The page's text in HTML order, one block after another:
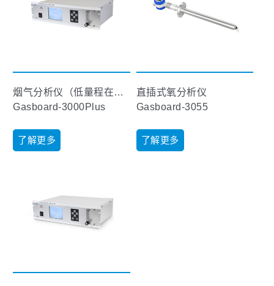
烟气分析仪（低量程在线型）
Gasboard-3000Plus
了解更多
直插式氧分析仪
Gasboard-3055
了解更多